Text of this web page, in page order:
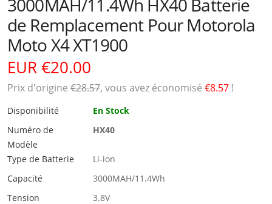
3000MAH/11.4Wh HX40 Batterie
de Remplacement Pour Motorola
Moto X4 XT1900
EUR €20.00
Prix ​​d'origine €28.57, vous avez économisé €8.57 !
Disponibilité
En Stock
Numéro de
Modèle
HX40
Type de Batterie
Li-ion
Capacité
3000MAH/11.4Wh
Tension
3.8V